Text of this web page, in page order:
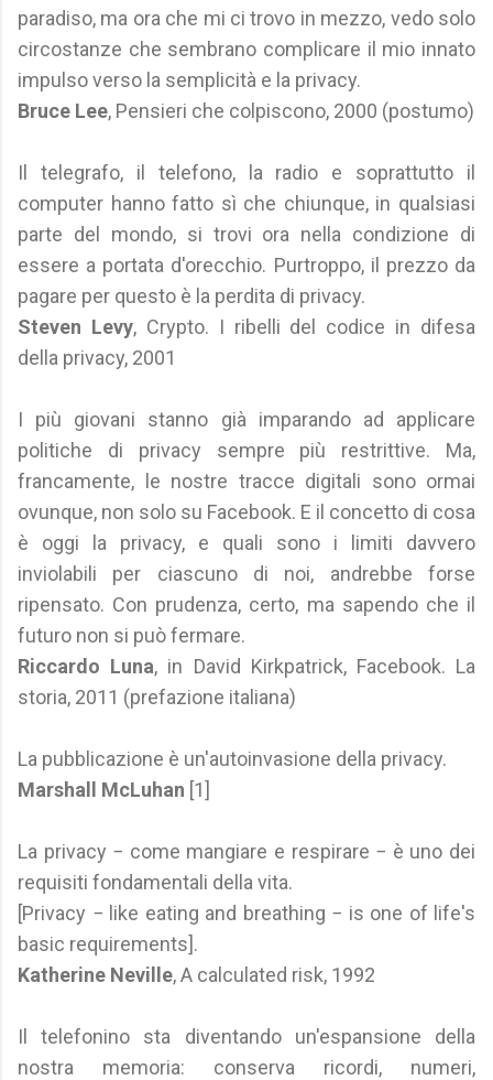
paradiso, ma ora che mi ci trovo in mezzo, vedo solo
circostanze che sembrano complicare il mio innato
impulso verso la semplicità e la privacy.
Bruce Lee, Pensieri che colpiscono, 2000 (postumo)
Il telegrafo, il telefono, la radio e soprattutto il
computer hanno fatto sì che chiunque, in qualsiasi
parte del mondo, si trovi ora nella condizione di
essere a portata d'orecchio. Purtroppo, il prezzo da
pagare per questo è la perdita di privacy.
Steven Levy, Crypto. I ribelli del codice in difesa
della privacy, 2001
I più giovani stanno già imparando ad applicare
politiche di privacy sempre più restrittive. Ma,
francamente, le nostre tracce digitali sono ormai
ovunque, non solo su Facebook. E il concetto di cosa
è oggi la privacy, e quali sono i limiti davvero
inviolabili per ciascuno di noi, andrebbe forse
ripensato. Con prudenza, certo, ma sapendo che il
futuro non si può fermare.
Riccardo Luna, in David Kirkpatrick, Facebook. La
storia, 2011 (prefazione italiana)
La pubblicazione è un'autoinvasione della privacy.
Marshall McLuhan [1]
La privacy − come mangiare e respirare − è uno dei
requisiti fondamentali della vita.
[Privacy − like eating and breathing − is one of life's
basic requirements].
Katherine Neville, A calculated risk, 1992
Il telefonino sta diventando un'espansione della
nostra memoria: conserva ricordi, numeri,